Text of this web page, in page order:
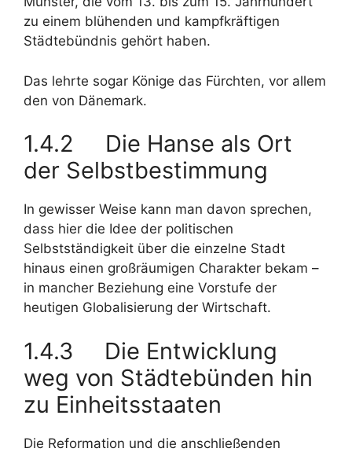
zu einem blühenden und kampfkräftigen
Städtebündnis gehört haben.
Das lehrte sogar Könige das Fürchten, vor allem
den von Dänemark.
1.4.2 Die Hanse als Ort
der Selbstbestimmung
In gewisser Weise kann man davon sprechen,
dass hier die Idee der politischen
Selbstständigkeit über die einzelne Stadt
hinaus einen großräumigen Charakter bekam –
in mancher Beziehung eine Vorstufe der
heutigen Globalisierung der Wirtschaft.
1.4.3 Die Entwicklung
weg von Städtebünden hin
zu Einheitsstaaten
Die Reformation und die anschließenden